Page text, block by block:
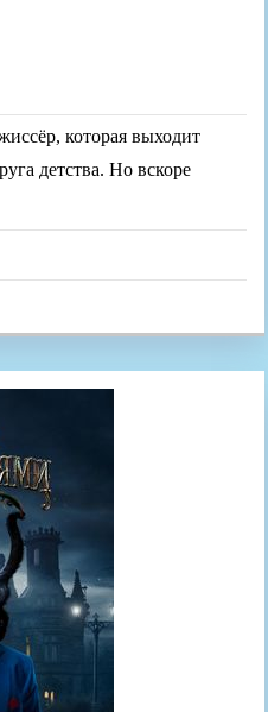
которая выходит
детства. Но вскоре